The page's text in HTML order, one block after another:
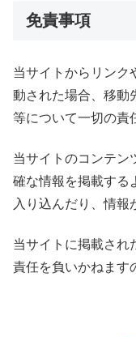
免責事項
当サイトからリンク
動された場合、移動
等について一切の責
当サイトのコンテン
確な情報を掲載する
入り込んだり、情報
当サイトに掲載され
責任を負いかねます